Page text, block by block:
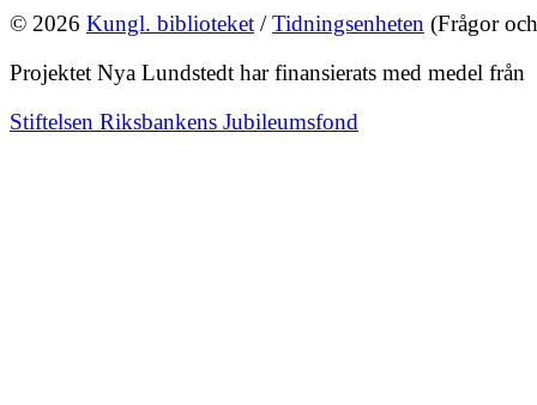
© 2026 Kungl. biblioteket /Tidningsenheten (Frågor
Projektet Nya Lundstedt har finansierats med medel från
Stiftelsen Riksbankens Jubileumsfond